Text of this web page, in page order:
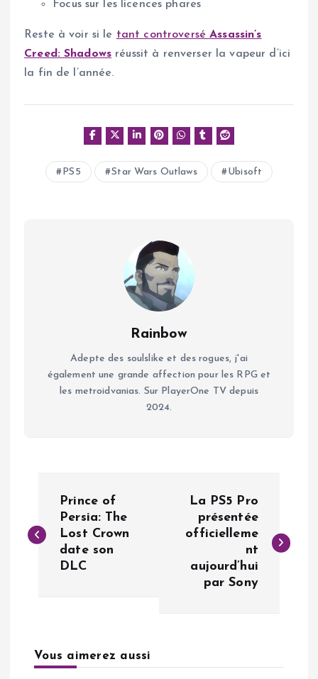
Focus sur les licences phares
Reste à voir si le tant controverséAssassin’s
Creed: Shadows réussit à renverser la vapeur d’ici
la fin de l’année.
PS5 Star Wars Outlaws Ubisoft
Rainbow
Adepte des soulslike et des rogues, j'ai
également une grande affection pour les RPG et
les metroidvanias. Sur PlayerOne TV depuis
2024.
a
a
Prince of
Persia: The
Lost Crown
date son
DLC
La PS5 Pro
présentée
officielleme
nt
aujourd’hui
par Sony
Vous aimerez aussi